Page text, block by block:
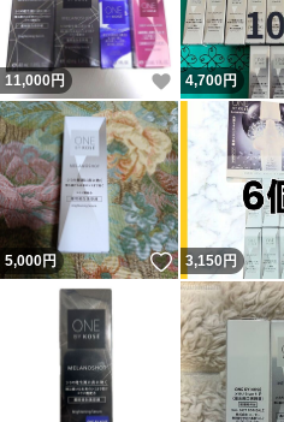
11,000円 いいね！
4,700円
5,000円 いいね！
3,150円